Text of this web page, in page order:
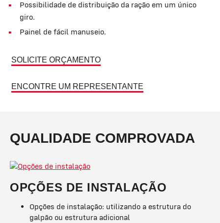
Possibilidade de distribuição da ração em um único
giro.
Painel de fácil manuseio.
SOLICITE ORÇAMENTO
ENCONTRE UM REPRESENTANTE
QUALIDADE COMPROVADA
OPÇÕES DE INSTALAÇÃO
Opções de instalação: utilizando a estrutura do
galpão ou estrutura adicional